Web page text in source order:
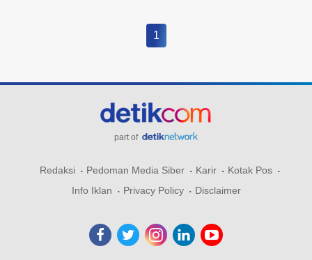
1
part of
Redaksi Pedoman Media Siber Karir
Kotak Pos
Info Iklan
Privacy Policy Disclaimer